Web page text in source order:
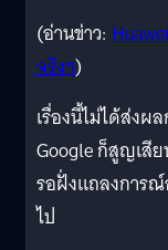
(อ่านข่าว:
จริงๆ)
เรื่องนี้ไม่ได้ส่งผ
Google ก็สูญเสีย
รอฝั่งแถลงการณ์
ไป